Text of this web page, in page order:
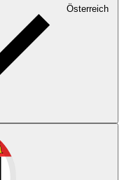
Österreich